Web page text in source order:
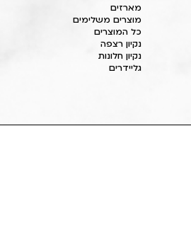
מארזים
מוצרים משלימים
כל המוצרים
נקיון רצפה
נקיון חלונות
גליידרים